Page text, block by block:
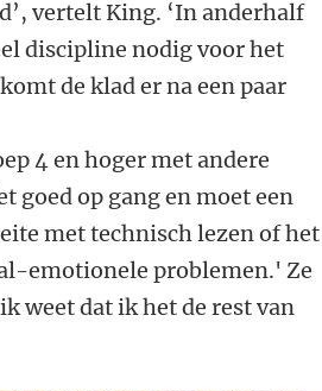
vertelt King. ‘In anderhalf
discipline nodig voor het
de klad er na een paar
4 en hoger met andere
goed op gang en moet een
met technisch lezen of het
emotionele problemen.' Ze
weet dat ik het de rest van